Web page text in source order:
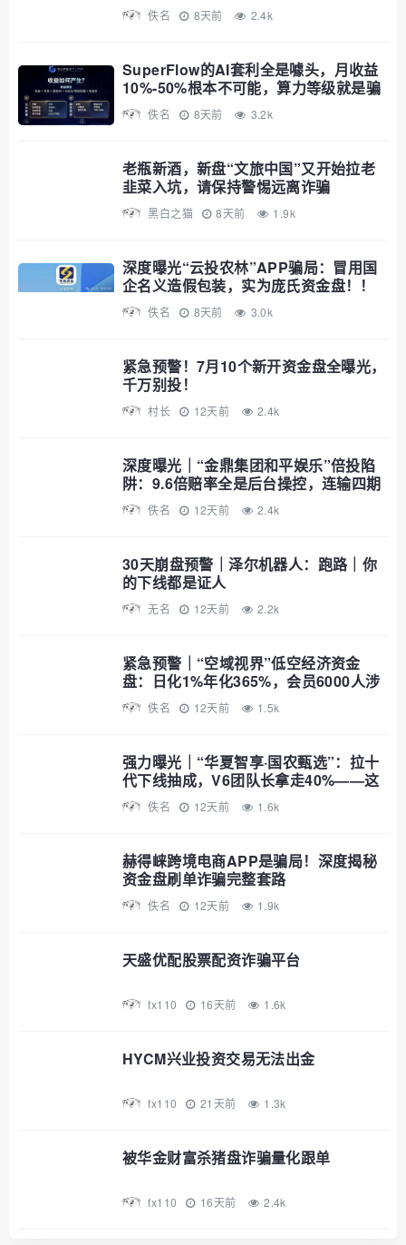
佚名 8天前 2.4k
SuperFlow的AI套利全是噱头，月收益
10%-50%根本不可能，算力等级就是骗
你多锁仓
佚名 8天前 3.2k
老瓶新酒，新盘“文旅中国”又开始拉老
韭菜入坑，请保持警惕远离诈骗
黑白之猫 8天前 1.9k
深度曝光“云投农林”APP骗局：冒用国
企名义造假包装，实为庞氏资金盘！！
佚名 8天前 3.0k
紧急预警！7月10个新开资金盘全曝光，
千万别投！
村长 12天前 2.4k
深度曝光｜“金鼎集团和平娱乐”倍投陷
阱：9.6倍赔率全是后台操控，连输四期
爆仓清零——提现？流水不足+账号异常
+直接封禁
佚名 12天前 2.4k
30天崩盘预警｜泽尔机器人：跑路｜你
的下线都是证人
无名 12天前 2.2k
紧急预警｜“空域视界”低空经济资金
盘：日化1%年化365%，会员6000人涉
案过亿，已开始单割封号——智航智引
怎么崩的，它就怎么崩
佚名 12天前 1.5k
强力曝光｜“华夏智享·国农甄选”：拉十
代下线抽成，V6团队长拿走40%——这
不是助农，这是传销
佚名 12天前 1.6k
赫得崃跨境电商APP是骗局！深度揭秘
资金盘刷单诈骗完整套路
佚名 12天前 1.9k
天盛优配股票配资诈骗平台
fx110 16天前 1.6k
HYCM兴业投资交易无法出金
fx110 21天前 1.3k
被华金财富杀猪盘诈骗量化跟单
fx110 16天前 2.4k